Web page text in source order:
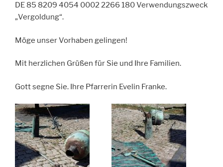
DE 85 8209 4054 0002 2266 180 Verwendungszweck
„Vergoldung“.
Möge unser Vorhaben gelingen!
Mit herzlichen Grüßen für Sie und Ihre Familien.
Gott segne Sie. Ihre Pfarrerin Evelin Franke.